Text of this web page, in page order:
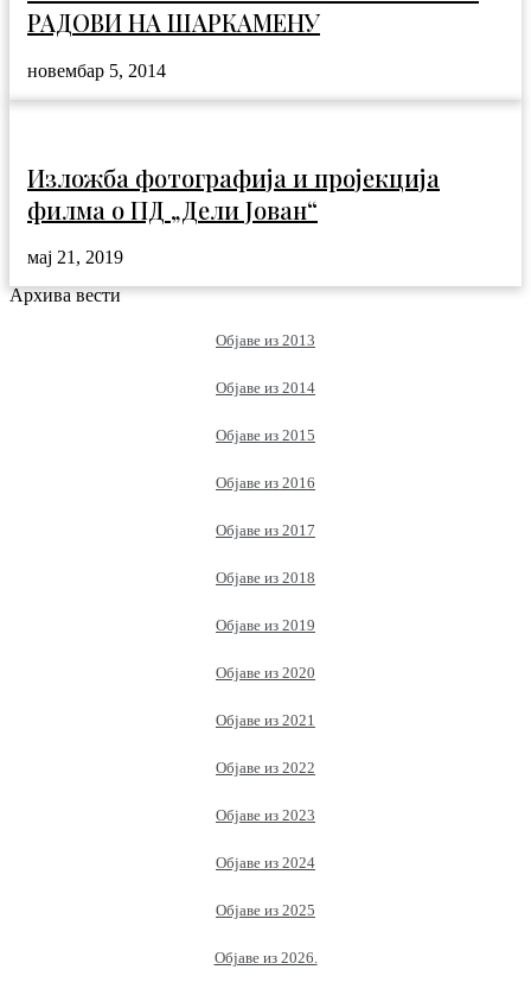
РАДОВИ НА ШАРКАМЕНУ
новембар 5, 2014
Изложба фотографија и пројекција
филма о ПД „Дели Јован“
мај 21, 2019
Архива вести
Објаве из 2013
Објаве из 2014
Објаве из 2015
Објаве из 2016
Објаве из 2017
Објаве из 2018
Објаве из 2019
Објаве из 2020
Објаве из 2021
Објаве из 2022
Објаве из 2023
Објаве из 2024
Објаве из 2025
Објаве из 2026.